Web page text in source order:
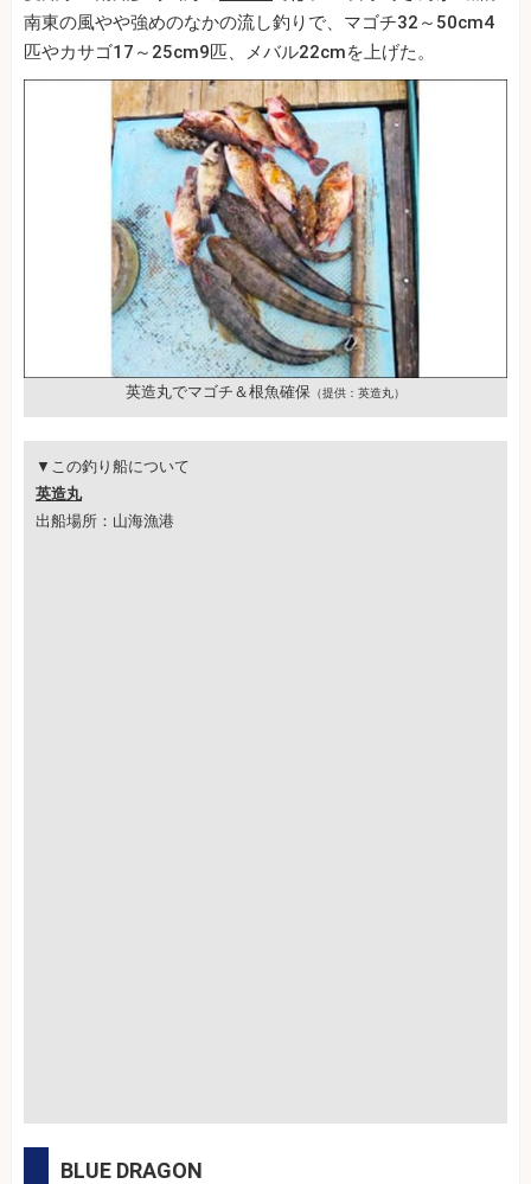
南東の風やや強めのなかの流し釣りで、マゴチ32～50cm4
匹やカサゴ17～25cm9匹、メバル22cmを上げた。
英造丸でマゴチ＆根魚確保 （提供：英造丸）
▼この釣り船について
英造丸
出船場所：山海漁港
BLUE DRAGON